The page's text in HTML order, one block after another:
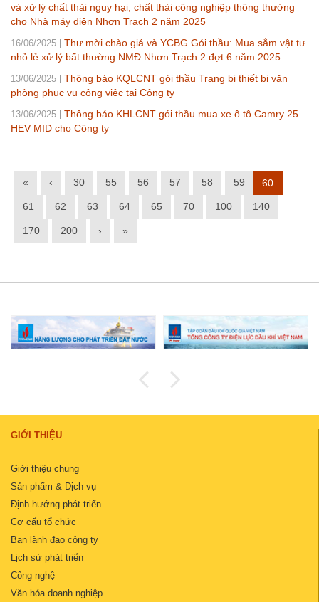
và xử lý chất thải nguy hại, chất thải công nghiệp thông thường
cho Nhà máy điện Nhơn Trạch 2 năm 2025
16/06/2025
Thư mời chào giá và YCBG Gói thầu: Mua sắm vật tư
nhỏ lẻ xử lý bất thường NMĐ Nhơn Trạch 2 đợt 6 năm 2025
13/06/2025
Thông báo KQLCNT gói thầu Trang bị thiết bị văn
phòng phục vụ công việc tại Công ty
13/06/2025
Thông báo KHLCNT gói thầu mua xe ô tô Camry 25
HEV MID cho Công ty
« ‹ 30 55 56 57 58 59 60
61 62 63 64 65 70 100 140
170 200 › »
GIỚI THIỆU
Giới thiệu chung
Sản phẩm & Dịch vụ
Định hướng phát triển
Cơ cấu tổ chức
Ban lãnh đạo công ty
Lịch sử phát triển
Công nghệ
Văn hóa doanh nghiệp